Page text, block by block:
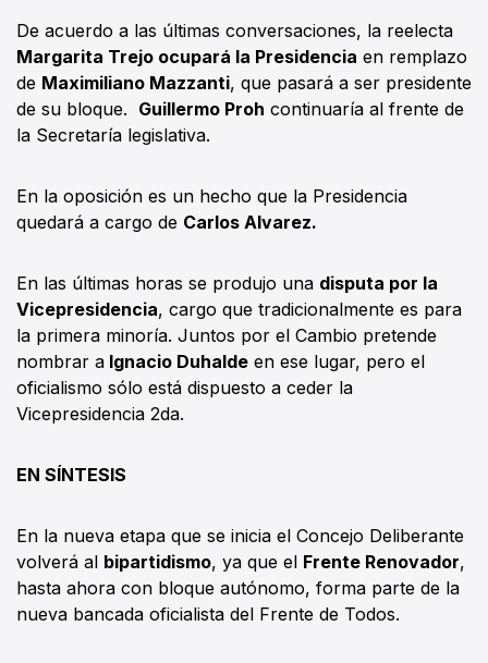
De acuerdo a las últimas conversaciones, la reelecta
Margarita Trejo ocupará la Presidencia en remplazo
de Maximiliano Mazzanti, que pasará a ser presidente
de su bloque. Guillermo Proh continuaría al frente de
la Secretaría legislativa.
En la oposición es un hecho que la Presidencia
quedará a cargo de Carlos Alvarez.
En las últimas horas se produjo una disputa por la
Vicepresidencia, cargo que tradicionalmente es para
la primera minoría. Juntos por el Cambio pretende
nombrar a Ignacio Duhalde en ese lugar, pero el
oficialismo sólo está dispuesto a ceder la
Vicepresidencia 2da.
EN SÍNTESIS
En la nueva etapa que se inicia el Concejo Deliberante
volverá al bipartidismo, ya que el Frente Renovador,
hasta ahora con bloque autónomo, forma parte de la
nueva bancada oficialista del Frente de Todos.